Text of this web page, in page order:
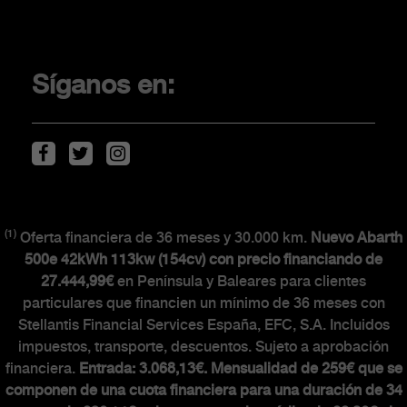
Financiación
Localiza tu concesionario
Descarga de Catálogos
CLIENTES
The Scorpionship
Asistencia y recambios
Accesorios
Síganos en:
(1) Oferta financiera de 36 meses y 30.000 km. Nuevo Abarth
500e 42kWh 113kw (154cv) con precio financiando de
27.444,99€en Península y Baleares para clientes
particulares que financien un mínimo de 36 meses con
Stellantis Financial Services España, EFC, S.A. Incluidos
impuestos, transporte, descuentos. Sujeto a aprobación
financiera. Entrada: 3.068,13€. Mensualidad de 259€ que se
componen de una cuota financiera para una duración de 34